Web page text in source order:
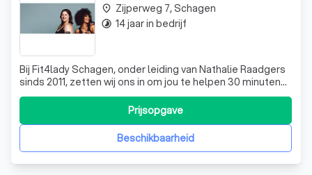
Bij Fit4lady Schagen, onder leiding van Nathalie Raadgers
sinds 2011, zetten wij ons in om jou te helpen 30 minuten
beweging in je weekritme te integreren. Ontdek samen
met ons team de voordelen van onze club. Voel je
welkom om de kracht van Fit4lady zelf te ervaren. Vraag
een gratis offerte aan!Beschikbaarheid
Prijsopgave
place Zijperweg 7, Schagen
timelapse 14 jaar in bedrijf